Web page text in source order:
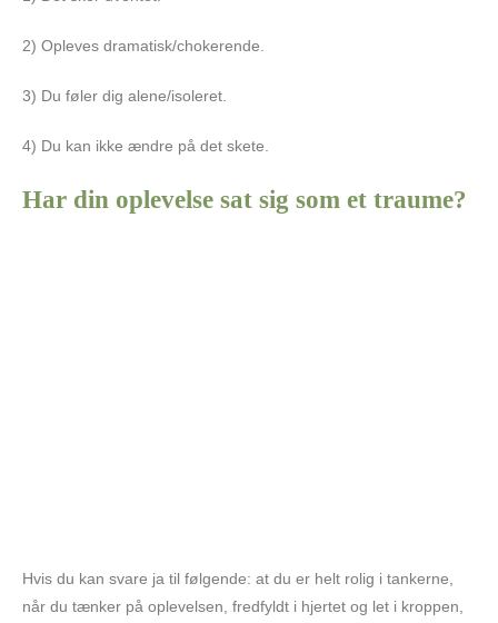
2) Opleves dramatisk/chokerende.
3) Du føler dig alene/isoleret.
4) Du kan ikke ændre på det skete.
Har din oplevelse sat sig som et traume?
Hvis du kan svare ja til følgende: at du er helt rolig i tankerne,
når du tænker på oplevelsen, fredfyldt i hjertet og let i kroppen,